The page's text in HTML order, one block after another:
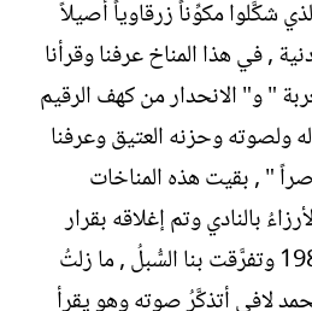
شكَّلوا مكوِّناً زرقاوياً أصيلاً
, في هذا المناخ عرفنا وقرأنا
" و" الانحدار من كهف الرقيم
ولصوته وحزنه العتيق وعرفنا
" , بقيت هذه المناخات
بالنادي وتم إغلاقه بقرار
الحاكم العسكري عام 1983 وتفرَّقت بنا السُّبلُ , ما زلتُ
لافي أتذكَّرُ صوته وهو يقرأ